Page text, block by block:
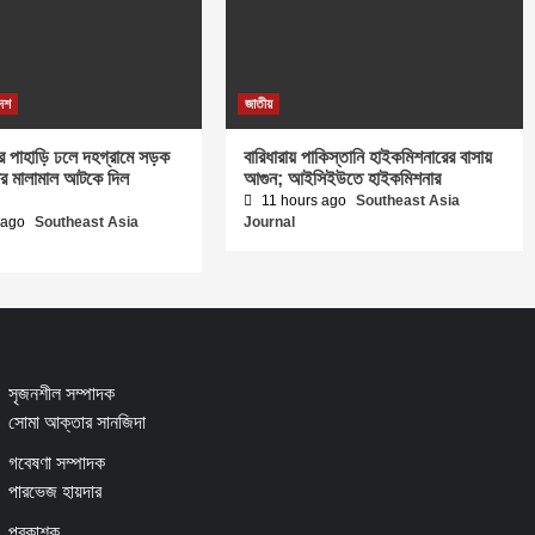
পাহাড়ি ঢলে দহগ্রামে সড়ক
মালামাল আটকে দিল
Southeast Asia
জাতীয়
বারিধারায় পাকিস্তানি হাইকমিশনারের বাসায়
আগুন; আইসিইউতে হাইকমিশনার
11 hours ago Southeast Asia
Journal
সৃজনশীল সম্পাদক
সোমা আক্তার সানজিদা
গবেষণা সম্পাদক
পারভেজ হায়দার